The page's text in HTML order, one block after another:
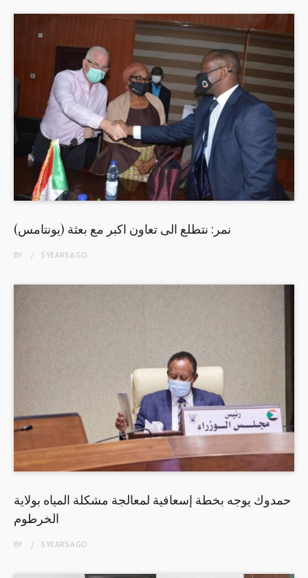
نمر: نتطلع الى تعاون اكبر مع بعثة (يونتامس)
BY 5 YEARSAGO
حمدوك يوجه بخطة إسعافية لمعالجة مشكلة المياه بولاية
الخرطوم
BY 5 YEARSAGO